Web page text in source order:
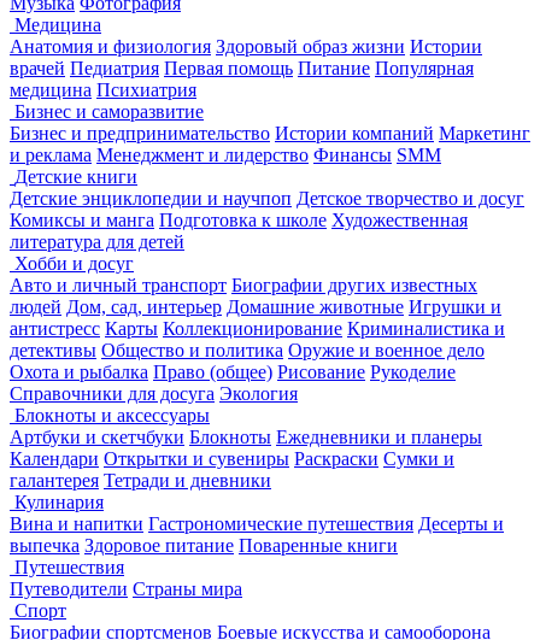
Медицина
Анатомия и физиология Здоровый образ жизни Истории
врачей Педиатрия Первая помощь Питание Популярная
медицина Психиатрия
Бизнес и саморазвитие
Бизнес и предпринимательство Истории компаний Маркетинг
и реклама Менеджмент и лидерство Финансы SMM
Детские книги
Детские энциклопедии и научпоп Детское творчество и досуг
Комиксы и манга Подготовка к школе Художественная
литература для детей
Хобби и досуг
Авто и личный транспорт Биографии других известных
людей Дом, сад, интерьер Домашние животные Игрушки и
антистресс Карты Коллекционирование Криминалистика и
детективы Общество и политика Оружие и военное дело
Охота и рыбалка Право (общее) Рисование Рукоделие
Справочники для досуга Экология
Блокноты и аксессуары
Артбуки и скетчбуки Блокноты Ежедневники и планеры
Календари Открытки и сувениры Раскраски Сумки и
галантерея Тетради и дневники
Кулинария
Вина и напитки Гастрономические путешествия Десерты и
выпечка Здоровое питание Поваренные книги
Путешествия
Путеводители Страны мира
Спорт
Биографии спортсменов Боевые искусства и самооборона